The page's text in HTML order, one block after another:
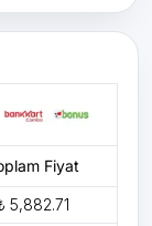
Fiyat
5,882.71